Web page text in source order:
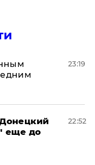
23:19
еще до
22:52